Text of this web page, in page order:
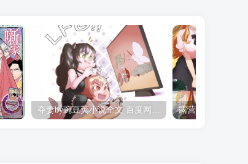
夺妻by豌豆荚小说全文 百度网盘 Duo!